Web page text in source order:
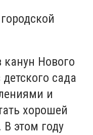
канун Нового
сада
и
хорошей
этом году